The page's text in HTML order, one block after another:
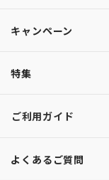
キャンペーン
特集
ご利用ガイド
よくあるご質問